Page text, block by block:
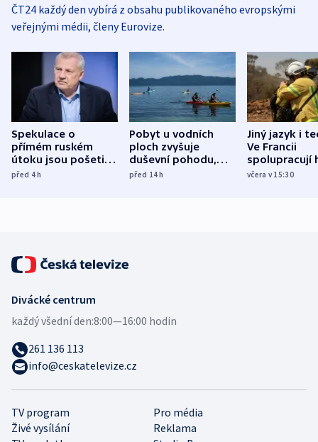
ČT24 každý den vybírá z obsahu publikovaného evropskými
veřejnými médii, členy Eurovize.
Spekulace o
přímém ruském
útoku jsou pošetilé,
míní estonský
před 4h
Pobyt u vodních
ploch zvyšuje
duševní pohodu,
ukázala
před 14h
Jiný jazyk i
Ve Francii
spolupracují
různých zemí
včera v 15:30
TV program
Pro média
Živé vysílání
Reklama
Divácké centrum
každý všední den:8:00—16:00 hodin
261 136 113
info@ceskatelevize.cz